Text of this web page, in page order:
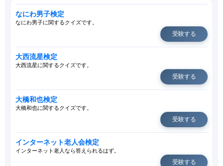
なにわ男子検定
なにわ男子に関するクイズです。
受験する
大西流星検定
大西流星に関するクイズです。
受験する
大橋和也検定
大橋和也に関するクイズです。
受験する
インターネット老人会検定
インターネット老人なら答えられるはず。
受験する